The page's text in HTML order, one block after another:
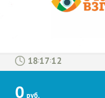
: :
0 руб.